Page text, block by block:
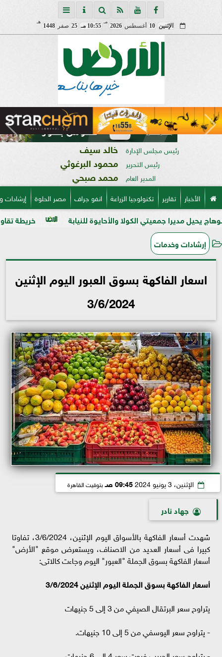
الإثنين 10 أغسطس 2026
مـ
10:55 مـ 25 صفر 1448
هـ
رئيس مجلس الإدارة خالد سيف
رئيس التحرير محمود البرغوثي
المدير العام محمد صبحي
الأخبار تقارير تكنولوجيا الزراعة انفو جراف مصر الحلوة
خريطة تقاوي القمح الجديدة.. جمعيتي الكولا والأحايوة للنيابة
إرشادات وخدمات
اسعار الفاكهة بسوق العبور اليوم الإثنين
3/6/2024
الإثنين، 3 يونيو 2024 09:45 صـ بتوقيت القاهرة
جهاد نادر
شهدت أسعار الفاكهة بالأسواق اليوم الإثنين، 3/6/2024، تفاوتا
كبيرا فى أسعار العديد من الاصناف، ويستعرض موقع "الأرض"
أسعار الفاكهة بسوق الجملة "العبور" اليوم وجاءت كالاتى:
أسعار الفاكهة بسوق الجملة اليوم الإثنين 3/6/2024
يتراوح سعر البرتقال الصيفي من 3 إلى 5 جنيهات
- يتراوح سعر اليوسفي من 5 إلى 10 جنيهات.